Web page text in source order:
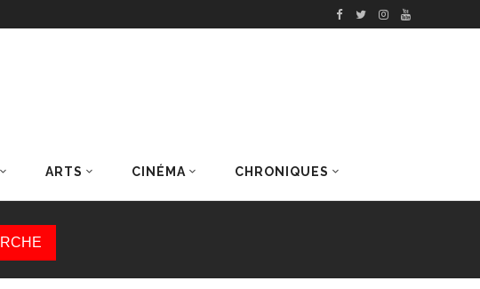
ARTS CINÉMA CHRONIQUES
DERNIERS ARTICLES